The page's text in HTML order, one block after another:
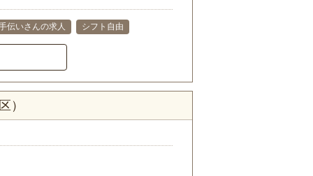
伝いさんの求人 シフト自由
）